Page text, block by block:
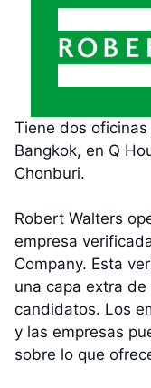
Tiene dos
Bangkok, en Q
Chonburi.
Robert Walters
empresa
Company. Esta
una capa extra
candidatos. Los
y las empresas
sobre lo que